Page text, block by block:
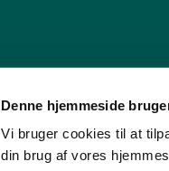
Denne hjemmeside
Vi bruger cookies til at
din brug af vores